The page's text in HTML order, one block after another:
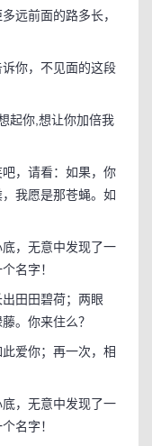
远前面的路多长，
你，不见面的这段
你,想让你加倍我
，请看：如果，你
我愿是那苍蝇。如
，无意中发现了一
名字！
田田碧荷；两眼
。你来住么？
爱你；再一次，相
，无意中发现了一
名字！